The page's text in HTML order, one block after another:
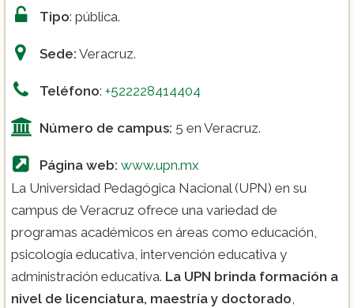
Tipo: pública.
Sede: Veracruz.
Teléfono: +522228414404
Número de campus: 5 en Veracruz.
Página web: www.upn.mx
La Universidad Pedagógica Nacional (UPN) en su
campus de Veracruz ofrece una variedad de
programas académicos en áreas como educación,
psicología educativa, intervención educativa y
administración educativa. La UPN brinda formación a
nivel de licenciatura, maestría y doctorado,